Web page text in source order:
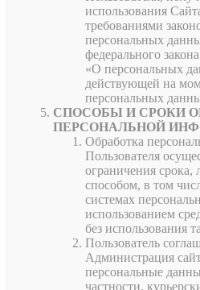
использования
требованиями
персональных
федерального
«О персональных
действующей на
персональных
СПОСОБЫ И СРОКИ
ПЕРСОНАЛЬНОЙ
Обработка
Пользователя
ограничения
способом, в том
системах
использованием
без использования
Пользователь
Администрация
персональные
частности,